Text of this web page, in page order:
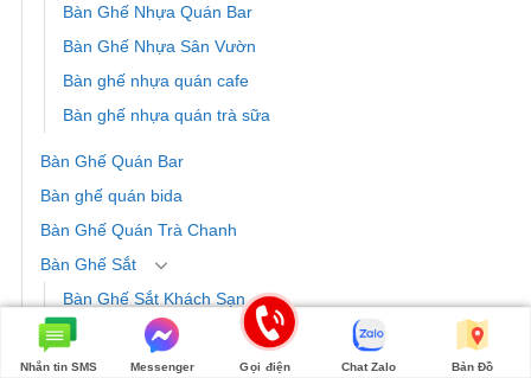
Bàn Ghế Nhựa Quán Bar
Bàn Ghế Nhựa Sân Vườn
Bàn ghế nhựa quán cafe
Bàn ghế nhựa quán trà sữa
Bàn Ghế Quán Bar
Bàn ghế quán bida
Bàn Ghế Quán Trà Chanh
Bàn Ghế Sắt
Bàn Ghế Sắt Khách Sạn
Bàn ghế sắt làm việc, văn phòng
Bàn Ghế Sắt Nhà Hàng
Bản Đồ
Chat Zalo
Gọi điện
Messenger
Nhắn tin SMS